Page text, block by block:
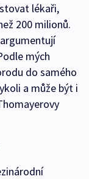
lékaři,
200 milionů.
mých
do samého
a může být i